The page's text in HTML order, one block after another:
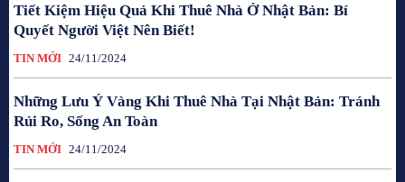
Tiết Kiệm Hiệu Quả Khi Thuê Nhà Ở Nhật Bản: Bí
Quyết Người Việt Nên Biết!
TIN MỚI 24/11/2024
Những Lưu Ý Vàng Khi Thuê Nhà Tại Nhật Bản: Tránh
Rủi Ro, Sống An Toàn
TIN MỚI 24/11/2024